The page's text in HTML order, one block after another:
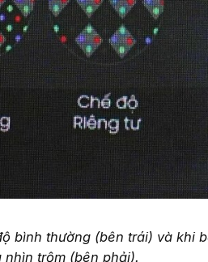
bình thường (bên trái) và khi
nhìn trộm (bên phải).